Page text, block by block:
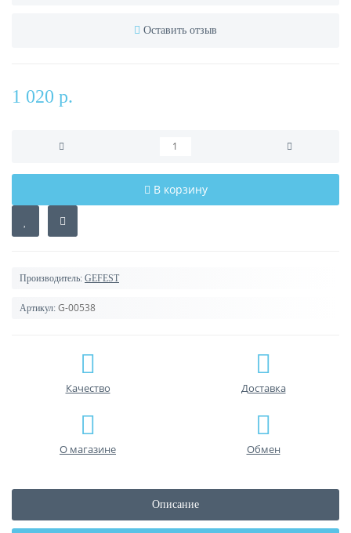
Оставить отзыв
1 020 р.
В корзину
Производитель: GEFEST
Артикул: G-00538
Качество Доставка
О магазине Обмен
Описание